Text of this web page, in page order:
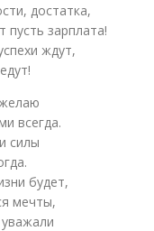
достатка,
пусть зарплата!
ждут,
всегда.
силы
будет,
мечты,